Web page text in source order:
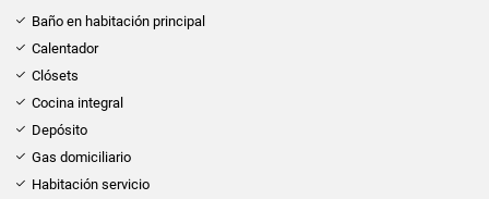
Baño en habitación principal
Calentador
Clósets
Cocina integral
Depósito
Gas domiciliario
Habitación servicio